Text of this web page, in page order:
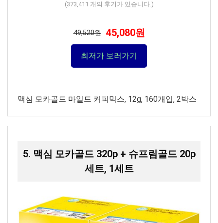
(373,411 개의 후기가 있습니다.)
49,520원 45,080원
최저가 보러가기
맥심 모카골드 마일드 커피믹스, 12g, 160개입, 2박스
5. 맥심 모카골드 320p + 슈프림골드 20p
세트, 1세트